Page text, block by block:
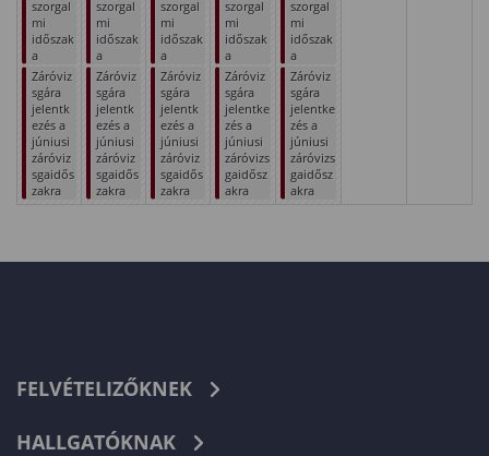
szorgal
mi
időszak
a
Záróviz
sgára
jelentk
ezés a
júniusi
záróviz
sgaidős
zakra
szorgal
mi
időszak
a
Záróviz
sgára
jelentk
ezés a
júniusi
záróviz
sgaidős
zakra
szorgal
mi
időszak
a
Záróviz
sgára
jelentk
ezés a
júniusi
záróviz
sgaidős
zakra
szorgal
mi
időszak
a
Záróviz
sgára
jelentke
zés a
júniusi
záróvizs
gaidősz
akra
szorgal
mi
időszak
a
Záróviz
sgára
jelentke
zés a
júniusi
záróvizs
gaidősz
akra
FELVÉTELIZŐKNEK
HALLGATÓKNAK